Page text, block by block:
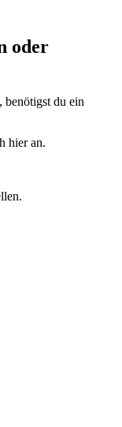
oder
benötigst du ein
hier an.